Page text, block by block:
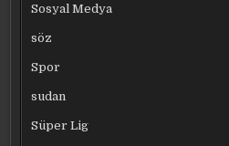
Sosyal Medya
söz
Spor
sudan
Süper Lig